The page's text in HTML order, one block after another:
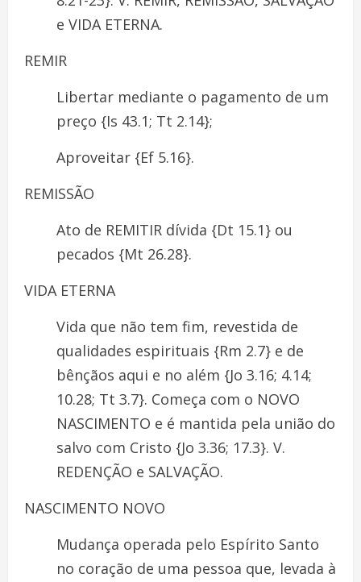
e VIDA ETERNA.
REMIR
Libertar mediante o pagamento de um
preço {Is 43.1; Tt 2.14};
Aproveitar {Ef 5.16}.
REMISSÃO
Ato de REMITIR dívida {Dt 15.1} ou
pecados {Mt 26.28}.
VIDA ETERNA
Vida que não tem fim, revestida de
qualidades espirituais {Rm 2.7} e de
bênçãos aqui e no além {Jo 3.16; 4.14;
10.28; Tt 3.7}. Começa com o NOVO
NASCIMENTO e é mantida pela união do
salvo com Cristo {Jo 3.36; 17.3}. V.
REDENÇÃO e SALVAÇÃO.
NASCIMENTO NOVO
Mudança operada pelo Espírito Santo
no coração de uma pessoa que, levada à